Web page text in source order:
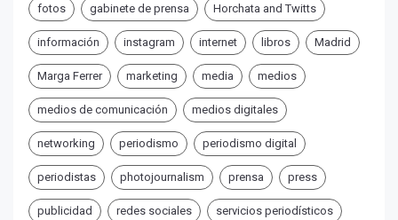
fotos gabinete de prensa Horchata and Twitts
información instagram internet libros Madrid
Marga Ferrer marketing media medios
medios de comunicación medios digitales
networking periodismo periodismo digital
periodistas photojournalism prensa press
publicidad redes sociales servicios periodísticos